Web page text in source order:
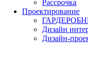
Рассрочка
Проектирование
Дизайн
Дизайн-